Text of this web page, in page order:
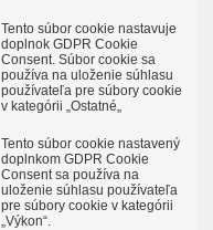
Tento súbor cookie nastavuje
doplnok GDPR Cookie
Consent. Súbor cookie sa
používa na uloženie súhlasu
používateľa pre súbory cookie
v kategórii „Ostatné„
Tento súbor cookie nastavený
doplnkom GDPR Cookie
Consent sa používa na
uloženie súhlasu používateľa
pre súbory cookie v kategórii
„Výkon“.